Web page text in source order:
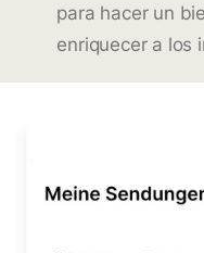
para hacer un
enriquecer a los